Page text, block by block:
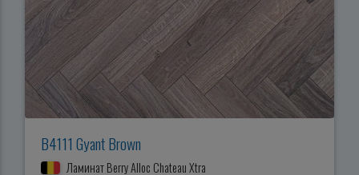
B4111 Gyant Brown
Ламинат Berry Alloc Chateau Xtra